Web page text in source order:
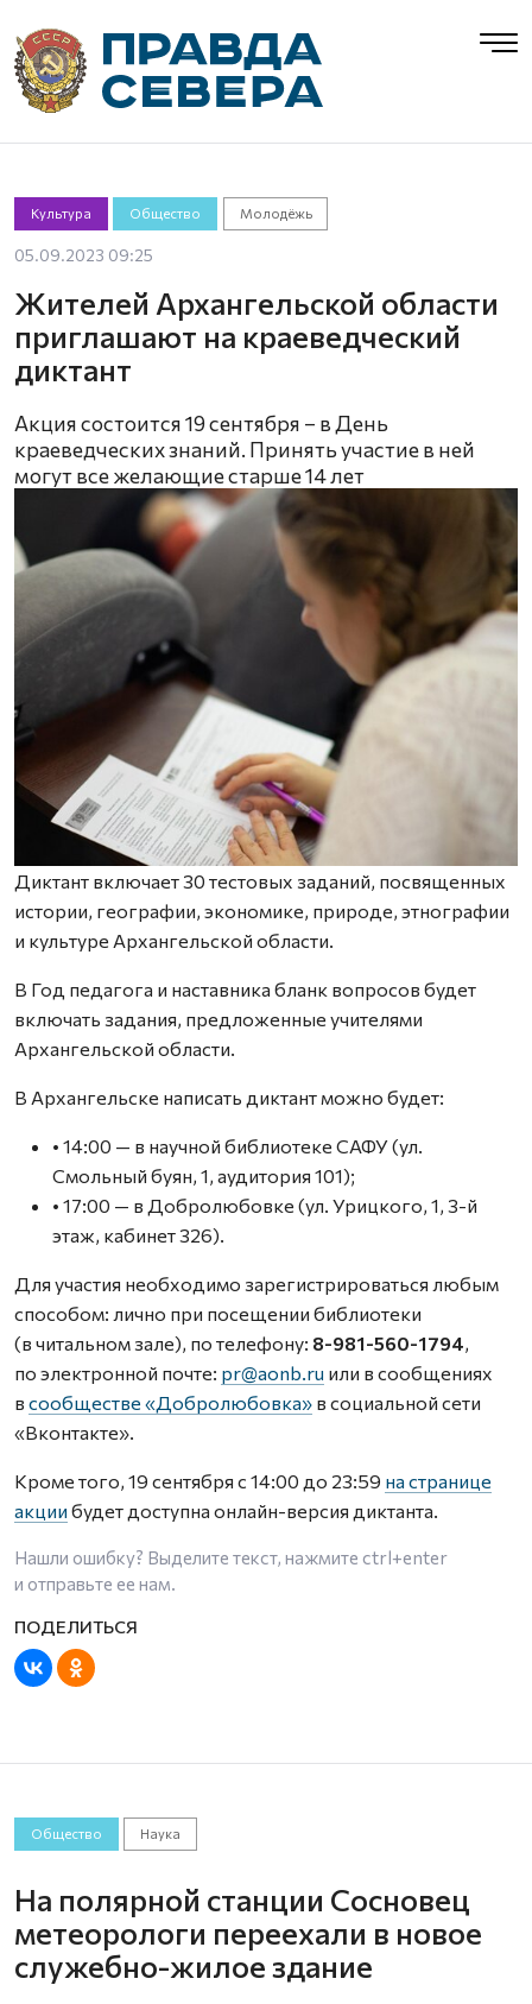
Культура Общество Молодёжь
05.09.2023 09:25
Жителей Архангельской области
приглашают на краеведческий
диктант
Акция состоится 19 сентября – в День
краеведческих знаний. Принять участие в ней
могут все желающие старше 14 лет
Диктант включает 30 тестовых заданий, посвященных
истории, географии, экономике, природе, этнографии
и культуре Архангельской области.
В Год педагога и наставника бланк вопросов будет
включать задания, предложенные учителями
Архангельской области.
В Архангельске написать диктант можно будет:
• 14:00 — в научной библиотеке САФУ (ул.
Смольный буян, 1, аудитория 101);
• 17:00 — в Добролюбовке (ул. Урицкого, 1, 3-й
этаж, кабинет 326).
Для участия необходимо зарегистрироваться любым
способом: лично при посещении библиотеки
(в читальном зале), по телефону: 8-981-560-1794,
по электронной почте: pr@aonb.ru или в сообщениях
в сообществе «Добролюбовка» в социальной сети
«Вконтакте».
Кроме того, 19 сентября с 14:00 до 23:59 на странице
акции будет доступна онлайн-версия диктанта.
Нашли ошибку? Выделите текст, нажмите ctrl+enter
и отправьте ее нам.
Общество Наука
На полярной станции Сосновец
метеорологи переехали в новое
служебно-жилое здание